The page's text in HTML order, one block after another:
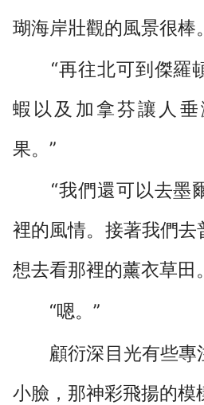
瑚海岸壯觀的風景很棒
“再往北可到傑羅
蝦以及加拿芬讓人
果。”
“我們還可以去墨
裡的風情。接著我們去
想去看那裡的薰衣草田
“嗯。”
顧衍深目光有些專
小臉，那神彩飛揚的模